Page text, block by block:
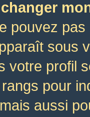
pouvez
sous
votre profil
pour
aussi